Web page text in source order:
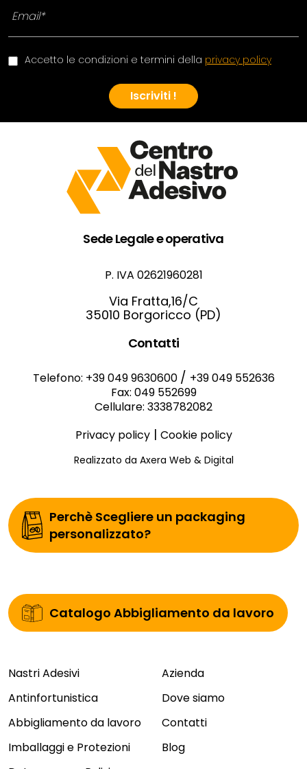
Iscriviti !
Accetto le condizioni e termini della privacy policy
Sede Legale e operativa
P. IVA 02621960281
Via Fratta,16/C
35010 Borgoricco (PD)
Contatti
Telefono: +39 049 9630600 / +39 049 552636
Fax: 049 552699
Cellulare: 3338782082
Privacy policy| Cookie policy
Realizzato da Axera Web & Digital
Perchè Scegliere un packaging
personalizzato?
Catalogo Abbigliamento da lavoro
Nastri Adesivi
Antinfortunistica
Abbigliamento da lavoro
Imballaggi e Protezioni
Azienda
Dove siamo
Contatti
Blog